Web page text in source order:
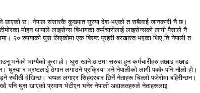
छाएको छ। नेपाल संसारकै कुख्यात घुस्या देश भएको त सबैलाई जानकारी नै छ।
मोहन थापाले लाइसेन्स बिभागका कर्मचारीलाई लाइसेन्सको लागी पैसाले नै
२० रुपयाको घुस लिएकोमा एक बिरष्ट प्रहरी बरखास्त भएका थिए,ति नेपाली त
भनेको भाग्यैको कुरा हो। घुस खाने ठाउमा सरुबा हुन कर्मचारीहरु तछाड मछाड
घुस्या र भ्रष्टलाई ठेगान लगाउने प्रक्रिया भने नेपालीको लागी पक्कै पनि नौलो हो।
स्थीती देखिन्छ। चप्पल लगाएर सिंहदरबार छिर्ने नेताहरू चिल्लो पजेरोमा बहिरीन्छन।
पनि घुस खाएको प्रमाण भेटीएन भनेर नेपाली अदालतहरुले नेताहरूलाइ